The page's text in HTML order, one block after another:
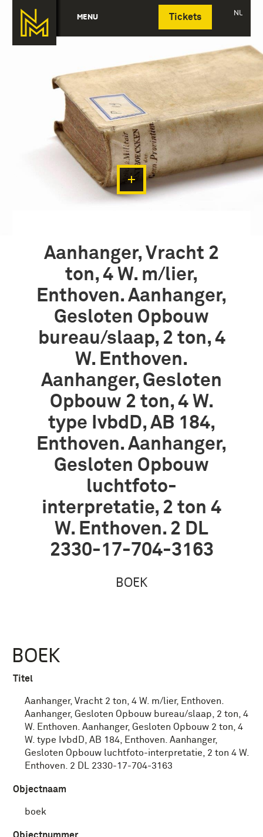
MENU Tickets NL
Deutsch
Aanhanger, Vracht 2
ton, 4 W. m/lier,
Enthoven. Aanhanger,
Gesloten Opbouw
bureau/slaap, 2 ton, 4
W. Enthoven.
Aanhanger, Gesloten
Opbouw 2 ton, 4 W.
type IvbdD, AB 184,
Enthoven. Aanhanger,
Gesloten Opbouw
luchtfoto-
interpretatie, 2 ton 4
W. Enthoven. 2 DL
2330-17-704-3163
BOEK
BOEK
Titel
Aanhanger, Vracht 2 ton, 4 W. m/lier, Enthoven.
Aanhanger, Gesloten Opbouw bureau/slaap, 2 ton, 4
W. Enthoven. Aanhanger, Gesloten Opbouw 2 ton, 4
W. type IvbdD, AB 184, Enthoven. Aanhanger,
Gesloten Opbouw luchtfoto-interpretatie, 2 ton 4 W.
Enthoven. 2 DL 2330-17-704-3163
Objectnaam
boek